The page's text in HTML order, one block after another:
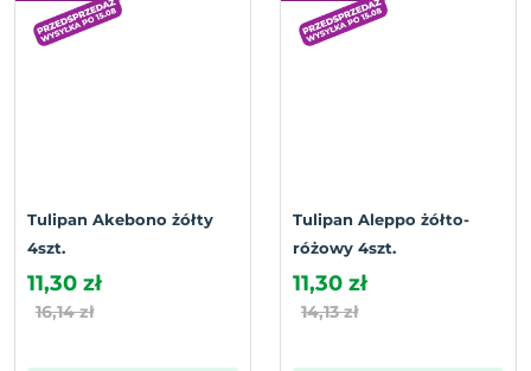
Tulipan Akebono żółty
4szt.
11,30 zł
16,14 zł
Tulipan Aleppo żółto-
różowy 4szt.
11,30 zł
14,13 zł